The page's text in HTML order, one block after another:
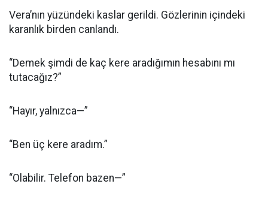
Vera’nın yüzündeki kaslar gerildi. Gözlerinin içindeki
karanlık birden canlandı.
“Demek şimdi de kaç kere aradığımın hesabını mı
tutacağız?”
“Hayır, yalnızca—”
“Ben üç kere aradım.”
“Olabilir. Telefon bazen—”